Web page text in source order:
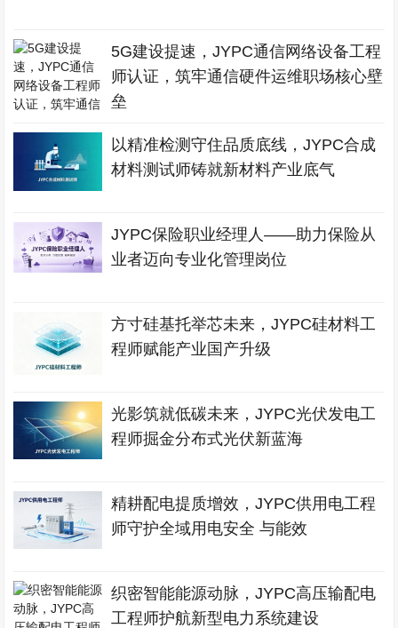
5G建设提速，JYPC通信网络设备工程
师认证，筑牢通信硬件运维职场核心壁
垒
以精准检测守住品质底线，JYPC合成
材料测试师铸就新材料产业底气
JYPC保险职业经理人——助力保险从
业者迈向专业化管理岗位
方寸硅基托举芯未来，JYPC硅材料工
程师赋能产业国产升级
光影筑就低碳未来，JYPC光伏发电工
程师掘金分布式光伏新蓝海
精耕配电提质增效，JYPC供用电工程
师守护全域用电安全 与能效
织密智能能源动脉，JYPC高压输配电
工程师护航新型电力系统建设